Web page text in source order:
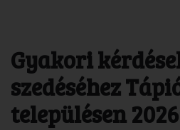
Gyakori
szedéséhez
településen